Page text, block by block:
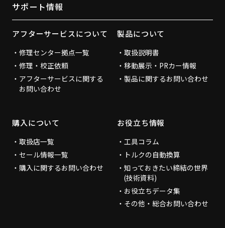
サポート情報
アフターサービスについて
修理センター拠点一覧
修理・校正依頼
アフターサービスに関する
お問い合わせ
製品について
取扱説明書
移動展示・PRカー情報
製品に関するお問い合わせ
購入について
取扱店一覧
セール情報一覧
購入に関するお問い合わせ
お役立ち情報
工具コラム
トルクの自動換算
知っておきたい締結の世界
(技術資料)
お役立ちデータ集
その他・総合お問い合わせ